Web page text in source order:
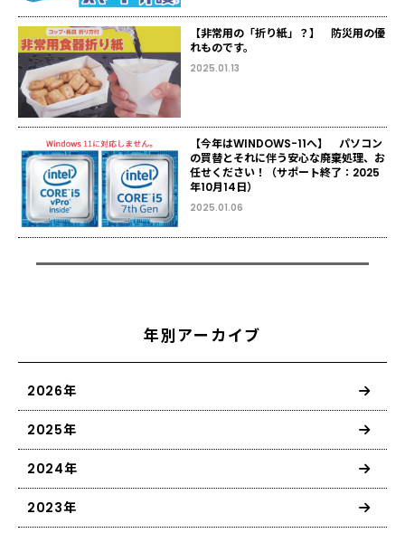
【非常用の「折り紙」？】 防災用の優
れものです。
2025.01.13
【今年はWINDOWS-11へ】 パソコン
の買替とそれに伴う安心な廃棄処理、お
任せください！（サポート終了：2025
年10月14日）
2025.01.06
年別アーカイブ
2026年
2025年
2024年
2023年